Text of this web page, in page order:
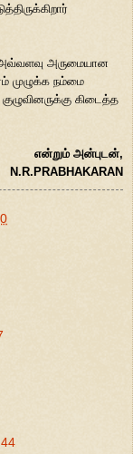
அவ்வளவு அருமையான
முழுக்க நம்மை
கிடைத்த
என்றும் அன்புடன்,
N.R.PRABHAKARAN